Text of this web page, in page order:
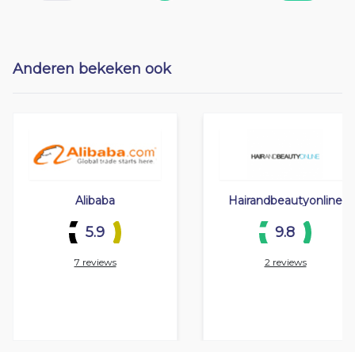
Anderen bekeken ook
Alibaba
5.9
7 reviews
Hairandbeautyonline
9.8
2 reviews